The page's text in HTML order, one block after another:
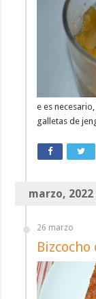
e es
galletas de
marzo, 2022
26 marzo